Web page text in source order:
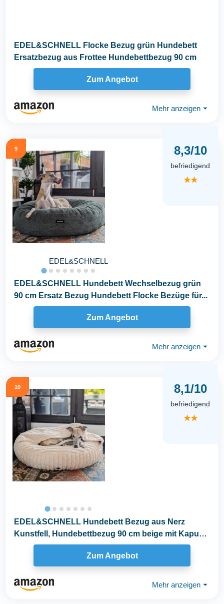
EDEL&SCHNELL Flocke Bezug grün Hundebett
Ersatzbezug aus Frottee Hundebettbezug 90 cm
Zum Angebot
Mehr anzeigen ⏷
9
EDEL&SCHNELL
8,3/10
befriedigend
★★
EDEL&SCHNELL Hundebett Wechselbezug grün
90 cm Ersatz Bezug Hundebett Flocke Bezüge für...
Zum Angebot
Mehr anzeigen ⏷
10 8,1/10
befriedigend
★★
EDEL&SCHNELL Hundebett Bezug aus Nerz
Kunstfell, Hundebettbezug 90 cm beige mit Kapuze,
Ersatzbezug...
Zum Angebot
Mehr anzeigen ⏷